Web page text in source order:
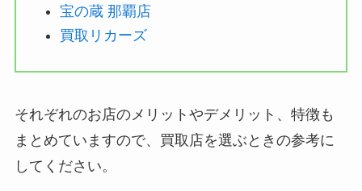
宝の蔵 那覇店
買取リカーズ
それぞれのお店のメリットやデメリット、特徴も
まとめていますので、買取店を選ぶときの参考に
してください。